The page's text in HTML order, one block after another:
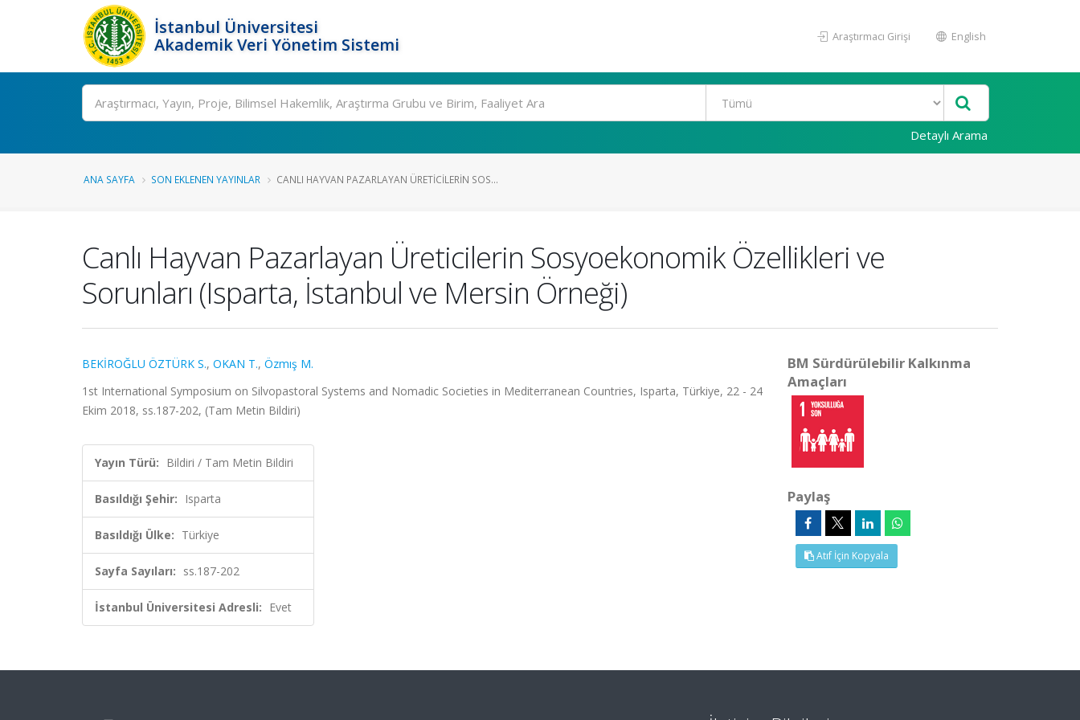
İstanbul Üniversitesi
Akademik Veri Yönetim Sistemi
Araştırmacı Girişi English
Ara
Detaylı Arama
ANA SAYFA SON EKLENEN YAYINLAR CANLI HAYVAN PAZARLAYAN ÜRETICILERIN SOS...
Canlı Hayvan Pazarlayan Üreticilerin Sosyoekonomik Özellikleri ve
Sorunları (Isparta, İstanbul ve Mersin Örneği)
BEKİROĞLU ÖZTÜRK S., OKAN T., Özmış M.
1st International Symposium on Silvopastoral Systems and Nomadic Societies in Mediterranean Countries, Isparta, Türkiye, 22 - 24
Ekim 2018, ss.187-202, (Tam Metin Bildiri)
Yayın Türü: Bildiri / Tam Metin Bildiri
Basıldığı Şehir: Isparta
Basıldığı Ülke: Türkiye
Sayfa Sayıları: ss.187-202
İstanbul Üniversitesi Adresli: Evet
BM Sürdürülebilir Kalkınma
Amaçları
Paylaş
Atıf İçin Kopyala